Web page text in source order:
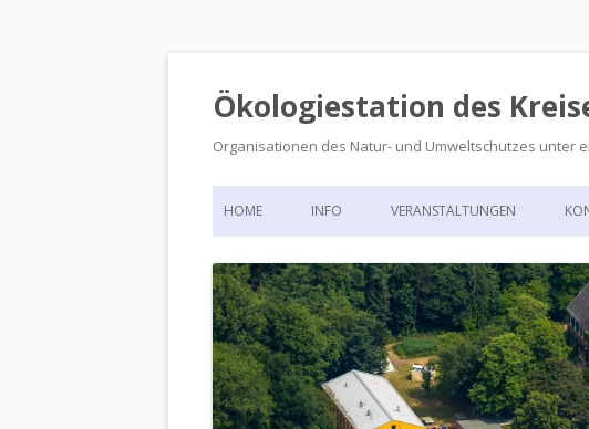
Ökologiestation des
Organisationen des Natur- und Umweltschutzes unter
HOME INFO
DIE ÖKOLOGIESTATION – FAST
900 JAHRE VORGESCHICHTE
VERANSTALTUNGEN